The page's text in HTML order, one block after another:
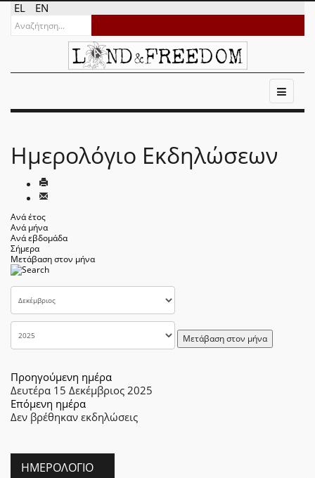
EL EN
Ημερολόγιο Εκδηλώσεων
Ανά έτος
Ανά μήνα
Ανά εβδομάδα
Σήμερα
Μετάβαση στον μήνα
Μετάβαση στον μήνα
Προηγούμενη ημέρα
Δευτέρα 15 Δεκέμβριος 2025
Επόμενη ημέρα
Δεν βρέθηκαν εκδηλώσεις
ΗΜΕΡΟΛΌΓΙΟ